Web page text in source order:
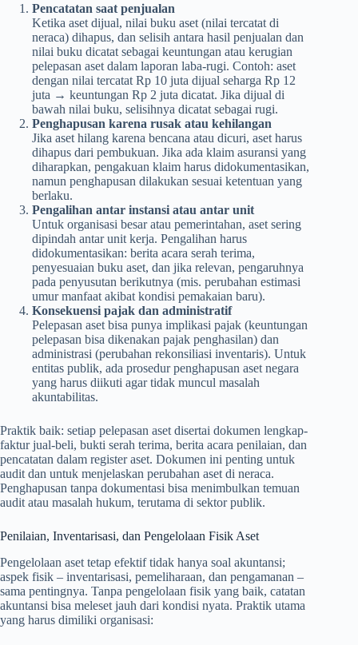
Pencatatan saat penjualan
Ketika aset dijual, nilai buku aset (nilai tercatat di
neraca) dihapus, dan selisih antara hasil penjualan dan
nilai buku dicatat sebagai keuntungan atau kerugian
pelepasan aset dalam laporan laba-rugi. Contoh: aset
dengan nilai tercatat Rp 10 juta dijual seharga Rp 12
juta → keuntungan Rp 2 juta dicatat. Jika dijual di
bawah nilai buku, selisihnya dicatat sebagai rugi.
Penghapusan karena rusak atau kehilangan
Jika aset hilang karena bencana atau dicuri, aset harus
dihapus dari pembukuan. Jika ada klaim asuransi yang
diharapkan, pengakuan klaim harus didokumentasikan,
namun penghapusan dilakukan sesuai ketentuan yang
berlaku.
Pengalihan antar instansi atau antar unit
Untuk organisasi besar atau pemerintahan, aset sering
dipindah antar unit kerja. Pengalihan harus
didokumentasikan: berita acara serah terima,
penyesuaian buku aset, dan jika relevan, pengaruhnya
pada penyusutan berikutnya (mis. perubahan estimasi
umur manfaat akibat kondisi pemakaian baru).
Konsekuensi pajak dan administratif
Pelepasan aset bisa punya implikasi pajak (keuntungan
pelepasan bisa dikenakan pajak penghasilan) dan
administrasi (perubahan rekonsiliasi inventaris). Untuk
entitas publik, ada prosedur penghapusan aset negara
yang harus diikuti agar tidak muncul masalah
akuntabilitas.
Praktik baik: setiap pelepasan aset disertai dokumen lengkap-
faktur jual-beli, bukti serah terima, berita acara penilaian, dan
pencatatan dalam register aset. Dokumen ini penting untuk
audit dan untuk menjelaskan perubahan aset di neraca.
Penghapusan tanpa dokumentasi bisa menimbulkan temuan
audit atau masalah hukum, terutama di sektor publik.
Penilaian, Inventarisasi, dan Pengelolaan Fisik Aset
Pengelolaan aset tetap efektif tidak hanya soal akuntansi;
aspek fisik – inventarisasi, pemeliharaan, dan pengamanan –
sama pentingnya. Tanpa pengelolaan fisik yang baik, catatan
akuntansi bisa meleset jauh dari kondisi nyata. Praktik utama
yang harus dimiliki organisasi: